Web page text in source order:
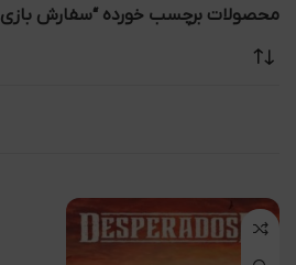
محصولات برچسب خورده “سفارش بازی desperados 3”